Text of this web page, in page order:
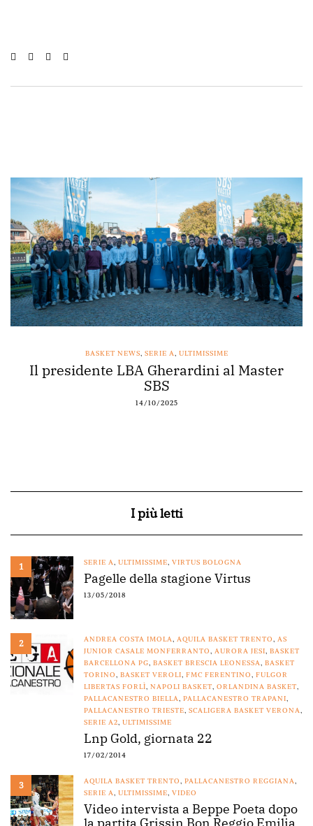
BASKET NEWS, SERIE A, ULTIMISSIME
Il presidente LBA Gherardini al Master
SBS
14/10/2025
I più letti
1 SERIE A, ULTIMISSIME, VIRTUS BOLOGNA
Pagelle della stagione Virtus
13/05/2018
2 ANDREA COSTA IMOLA, AQUILA BASKET TRENTO, AS
JUNIOR CASALE MONFERRANTO, AURORA JESI, BASKET
BARCELLONA PG, BASKET BRESCIA LEONESSA, BASKET
TORINO, BASKET VEROLI, FMC FERENTINO, FULGOR
LIBERTAS FORLÌ, NAPOLI BASKET, ORLANDINA BASKET,
PALLACANESTRO BIELLA, PALLACANESTRO TRAPANI,
PALLACANESTRO TRIESTE, SCALIGERA BASKET VERONA,
SERIE A2, ULTIMISSIME
Lnp Gold, giornata 22
17/02/2014
3 AQUILA BASKET TRENTO, PALLACANESTRO REGGIANA,
SERIE A, ULTIMISSIME, VIDEO
Video intervista a Beppe Poeta dopo